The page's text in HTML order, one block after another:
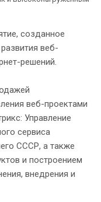
созданное
веб-
решений.
веб-проектами
Управление
сервиса
СССР, а также
и построением
внедрения и